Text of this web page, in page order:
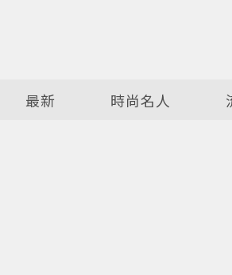
最新 時尚名人